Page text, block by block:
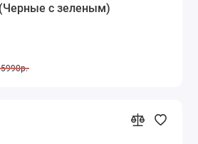
с зеленым)
5990р.